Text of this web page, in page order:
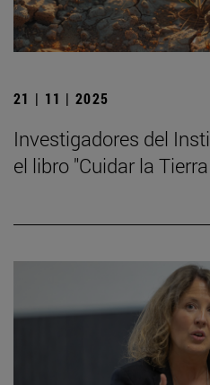
21 | 11 | 2025
Investigadores del
el libro "Cuidar la